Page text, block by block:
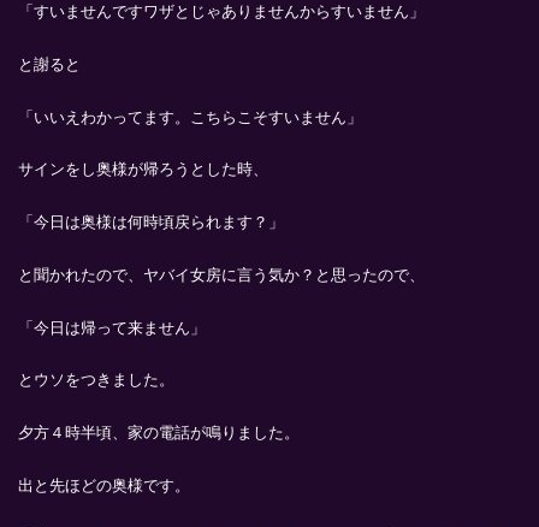
「すいませんですワザとじゃありませんからすいません」
と謝ると
「いいえわかってます。こちらこそすいません」
サインをし奥様が帰ろうとした時、
「今日は奥様は何時頃戻られます？」
と聞かれたので、ヤバイ女房に言う気か？と思ったので、
「今日は帰って来ません」
とウソをつきました。
夕方４時半頃、家の電話が鳴りました。
出と先ほどの奥様です。